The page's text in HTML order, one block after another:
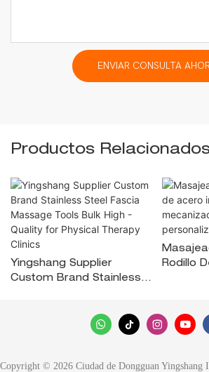
ENVIAR CONSULTA
Productos
Yingshang Supplier
Custom Brand Stainless
For Physical Therapy
Rodillo
Copyright © 2026 Ciudad de Dongguan Yingshang